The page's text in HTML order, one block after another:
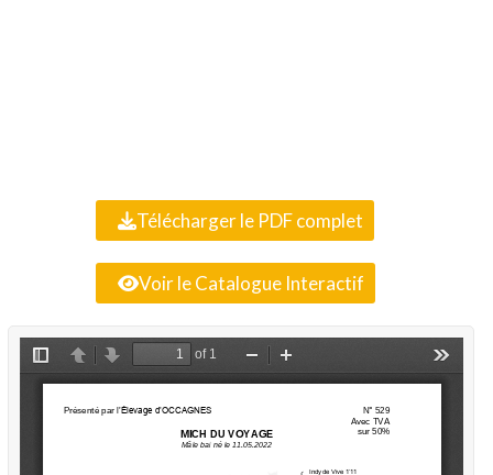
Télécharger le PDF complet
Voir le Catalogue Interactif